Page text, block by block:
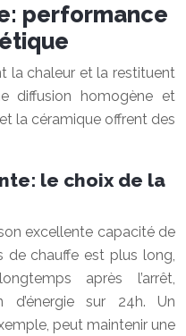
performance
la chaleur et la restituent
diffusion homogène et
la céramique offrent des
le choix de la
excellente capacité de
de chauffe est plus long,
après l’arrêt,
d’énergie sur 24h. Un
peut maintenir une